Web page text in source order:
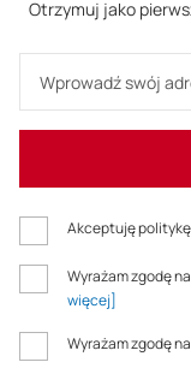
Otrzymuj jako
Akceptuję
Wyrażam zgodę
więcej]
Wyrażam zgodę